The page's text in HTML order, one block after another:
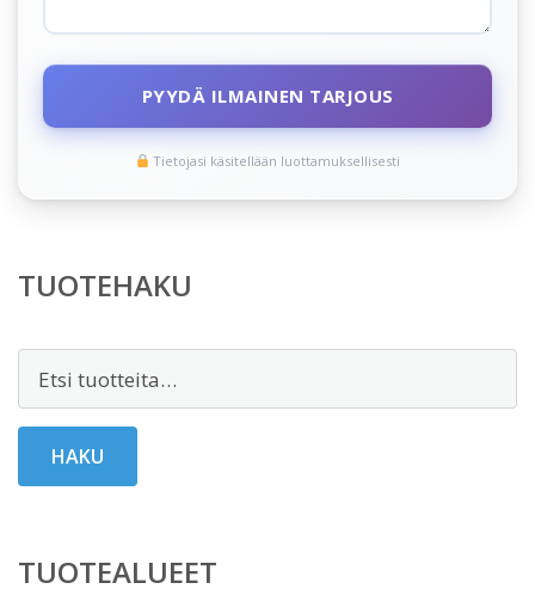
PYYDÄ ILMAINEN TARJOUS
Tietojasi käsitellään luottamuksellisesti
TUOTEHAKU
HAKU
TUOTEALUEET